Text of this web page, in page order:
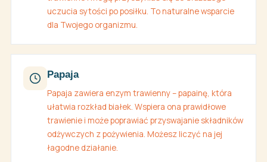
uczucia sytości po posiłku. To naturalne wsparcie
dla Twojego organizmu.
Papaja
Papaja zawiera enzym trawienny – papainę, która
ułatwia rozkład białek. Wspiera ona prawidłowe
trawienie i może poprawiać przyswajanie składników
odżywczych z pożywienia. Możesz liczyć na jej
łagodne działanie.